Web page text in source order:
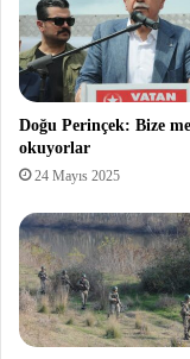
Doğu Perinçek: Bize
okuyorlar
24 Mayıs 2025